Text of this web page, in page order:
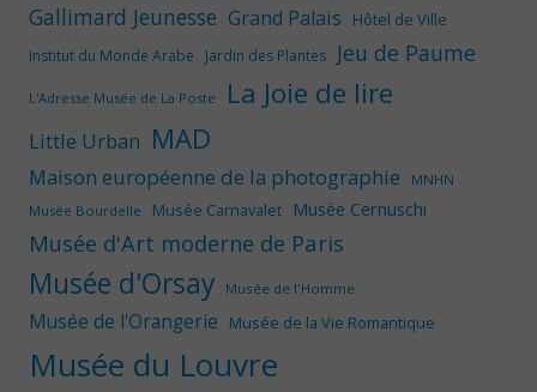
Gallimard Jeunesse Grand Palais Hôtel de Ville
Institut du Monde Arabe Jardin des Plantes Jeu de Paume
L'Adresse Musée de La Poste La Joie de lire
Little Urban MAD
Maison européenne de la photographie
MNHN
Musée Bourdelle
Musée Carnavalet Musée Cernuschi
Musée d'Art moderne de Paris
Musée d'Orsay Musée de l'Homme
Musée de l'Orangerie Musée de la Vie Romantique
Musée du Louvre